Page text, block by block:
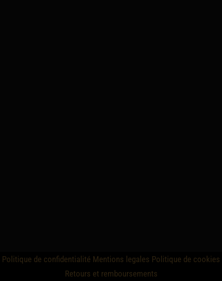
Politique de confidentialité Mentions legales Politique de cookies
Retours et remboursements